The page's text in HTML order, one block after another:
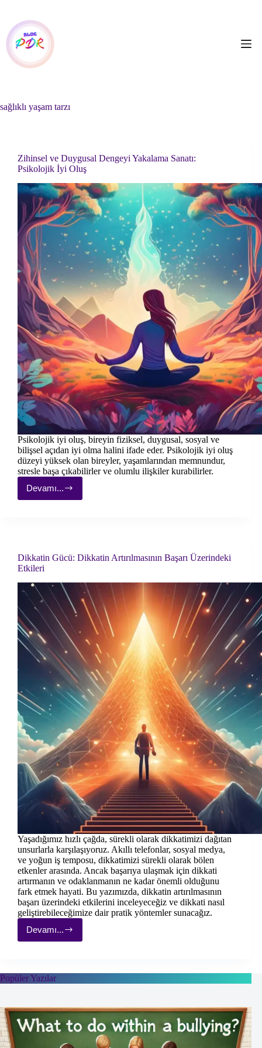
content
sağlıklı yaşam tarzı
Zihinsel ve Duygusal Dengeyi Yakalama Sanatı:
Psikolojik İyi Oluş
Psikolojik iyi oluş, bireyin fiziksel, duygusal, sosyal ve
bilişsel açıdan iyi olma halini ifade eder. Psikolojik iyi oluş
düzeyi yüksek olan bireyler, yaşamlarından memnundur,
stresle başa çıkabilirler ve olumlu ilişkiler kurabilirler.
Devamı...
Zihinsel
ve
İyi
Dikkatin Gücü: Dikkatin Artırılmasının Başarı Üzerindeki
Etkileri
Yaşadığımız hızlı çağda, sürekli olarak dikkatimizi dağıtan
unsurlarla karşılaşıyoruz. Akıllı telefonlar, sosyal medya,
ve yoğun iş temposu, dikkatimizi sürekli olarak bölen
etkenler arasında. Ancak başarıya ulaşmak için dikkati
artırmanın ve odaklanmanın ne kadar önemli olduğunu
fark etmek hayati. Bu yazımızda, dikkatin artırılmasının
başarı üzerindeki etkilerini inceleyeceğiz ve dikkati nasıl
geliştirebileceğimize dair pratik yöntemler sunacağız.
Devamı...Dikkatin
Gücü:
Başarı
Üzerindeki
Popüler Yazılar